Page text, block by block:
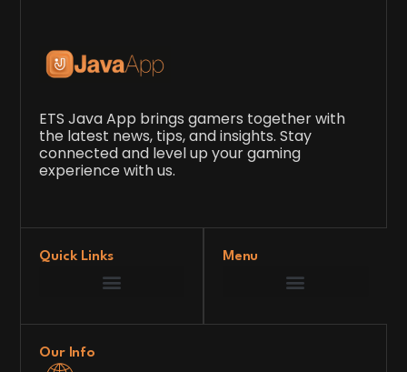
ETS Java App brings gamers together with
the latest news, tips, and insights. Stay
connected and level up your gaming
experience with us.
Quick Links Menu
Our Info